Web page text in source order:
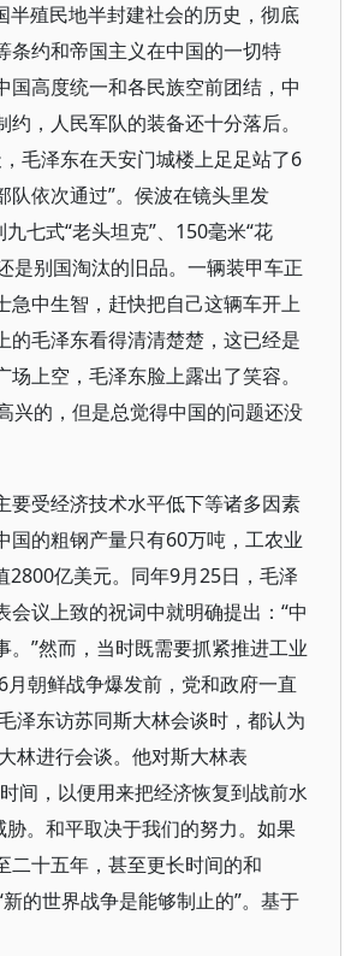
殖民地半封建社会的历史，彻底
条约和帝国主义在中国的一切特
高度统一和各民族空前团结，中
，人民军队的装备还十分落后。
毛泽东在天安门城楼上足足站了6
依次通过”。侯波在镜头里发
七式“老头坦克”、150毫米“花
是别国淘汰的旧品。一辆装甲车正
急中生智，赶快把自己这辆车开上
毛泽东看得清清楚楚，这已经是
上空，毛泽东脸上露出了笑容。
兴的，但是总觉得中国的问题还没
要受经济技术水平低下等诸多因素
国的粗钢产量只有60万吨，工农业
亿美元。同年9月25日，毛泽
议上致的祝词中就明确提出：“中
”然而，当时既需要抓紧推进工业
朝鲜战争爆发前，党和政府一直
泽东访苏同斯大林会谈时，都认为
林进行会谈。他对斯大林表
间，以便用来把经济恢复到战前水
。和平取决于我们的努力。如果
二十五年，甚至更长时间的和
的世界战争是能够制止的”。基于